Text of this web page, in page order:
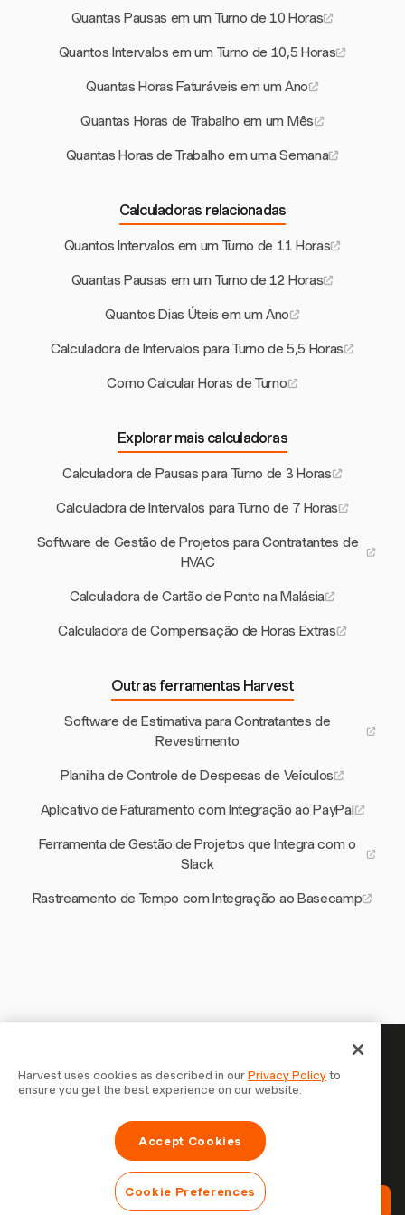
Quantas Pausas em um Turno de 10 Horas
Quantos Intervalos em um Turno de 10,5 Horas
Quantas Horas Faturáveis em um Ano
Quantas Horas de Trabalho em um Mês
Quantas Horas de Trabalho em uma Semana
Calculadoras relacionadas
Quantos Intervalos em um Turno de 11 Horas
Quantas Pausas em um Turno de 12 Horas
Quantos Dias Úteis em um Ano
Calculadora de Intervalos para Turno de 5,5 Horas
Como Calcular Horas de Turno
Explorar mais calculadoras
Calculadora de Pausas para Turno de 3 Horas
Calculadora de Intervalos para Turno de 7 Horas
Software de Gestão de Projetos para Contratantes de
HVAC
Calculadora de Cartão de Ponto na Malásia
Calculadora de Compensação de Horas Extras
Outras ferramentas Harvest
Software de Estimativa para Contratantes de
Revestimento
Planilha de Controle de Despesas de Veículos
Aplicativo de Faturamento com Integração ao PayPal
Ferramenta de Gestão de Projetos que Integra com o
Slack
Rastreamento de Tempo com Integração ao Basecamp
Seu tempo merece ser
registrado — comece agora
Junte-se a mais de 70.000 empresas que controlam o
tempo, faturam clientes e recebem mais rápido com
Teste Harvest Grátis
Harvest uses cookies as described in ourPrivacy Policyto
ensure you get the best experience on our website.
Accept Cookies
Cookie Preferences